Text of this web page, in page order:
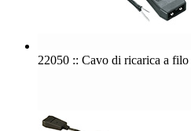
22050 :: Cavo di ricarica a